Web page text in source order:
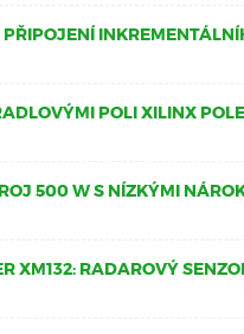
POLI XILINX
500 W S NÍZKÝMI
XM132: RADAROVÝ